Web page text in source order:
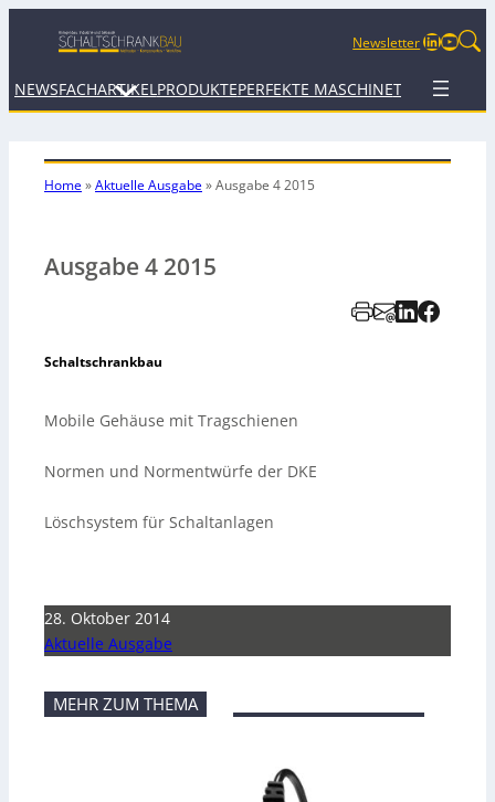
NewsletterLinkedIn
NEWSFACHARTIKEL PRODUKTEPERFEKTE MASCHINETERMINE
Home»Aktuelle Ausgabe»Ausgabe 4 2015
Ausgabe 4 2015
Schaltschrankbau
Mobile Gehäuse mit Tragschienen
Normen und Normentwürfe der DKE
Löschsystem für Schaltanlagen
28. Oktober 2014
Aktuelle Ausgabe
MEHR ZUM THEMA